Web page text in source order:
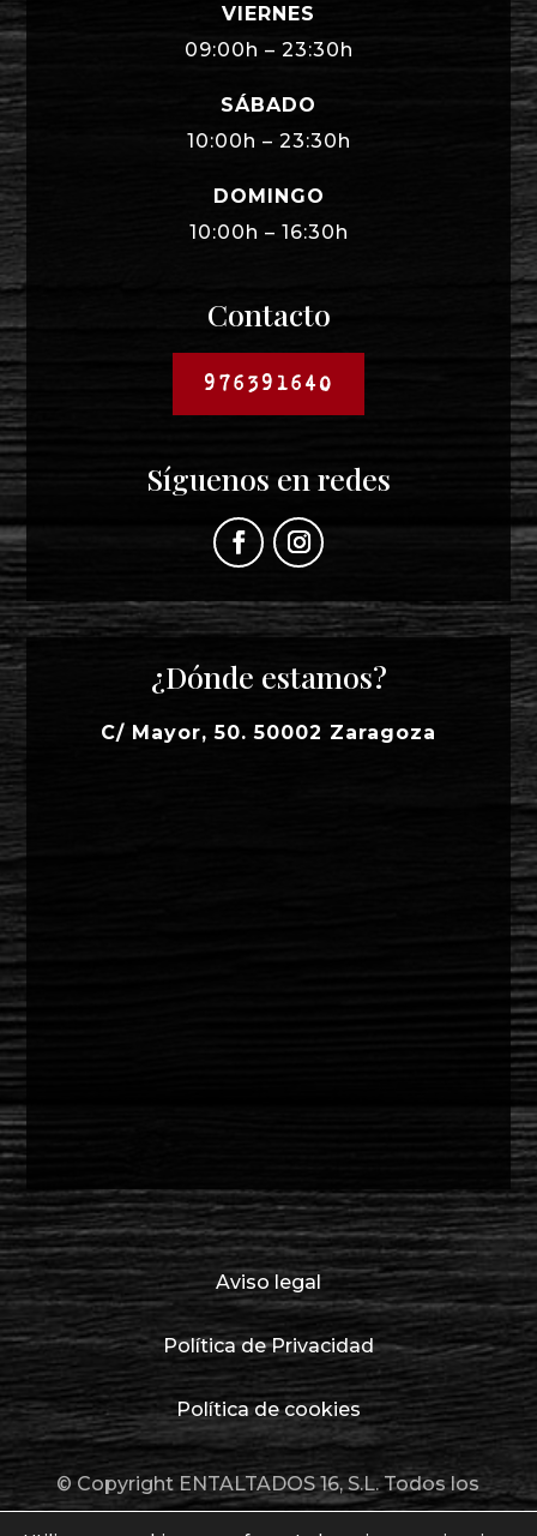
VIERNES
09:00h – 23:30h
SÁBADO
10:00h – 23:30h
DOMINGO
10:00h – 16:30h
Contacto
976391640
Síguenos en redes
¿Dónde estamos?
C/ Mayor, 50. 50002 Zaragoza
Aviso legal
Política de Privacidad
Política de cookies
© Copyright ENTALTADOS 16, S.L. Todos los
derechos reservados.